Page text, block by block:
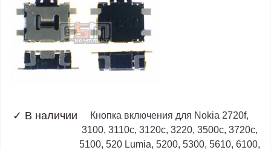
✓ В наличии
Кнопка включения для Nokia 2720f,
3100, 3110c, 3120c, 3220, 3500c, 3720c,
5100, 520 Lumia, 5200, 5300, 5610, 6100,